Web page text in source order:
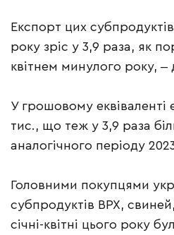
Експорт цих субпродуктів
року зріс у 3,9 раза, як
квітнем минулого року, ‒
У грошовому еквіваленті
тис., що теж у 3,9 раза
аналогічного періоду
Головними покупцями
субпродуктів ВРХ,
січні-квітні цього року